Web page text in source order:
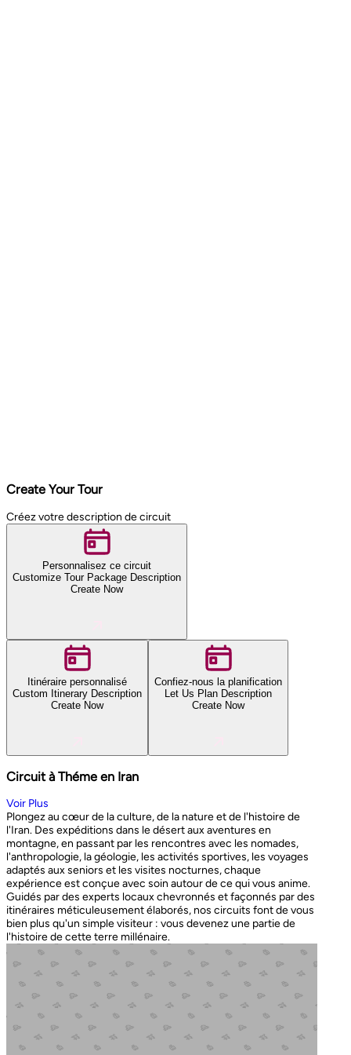
Create Your Tour
Créez votre description de circuit
Personnalisez ce circuit
Customize Tour Package Description
Create Now
Itinéraire personnalisé
Custom Itinerary Description
Create Now
Confiez-nous la planification
Let Us Plan Description
Create Now
Circuit à Théme en Iran
Voir Plus
Plongez au cœur de la culture, de la nature et de l'histoire de
l'Iran. Des expéditions dans le désert aux aventures en
montagne, en passant par les rencontres avec les nomades,
l'anthropologie, la géologie, les activités sportives, les voyages
adaptés aux seniors et les visites nocturnes, chaque
expérience est conçue avec soin autour de ce qui vous anime.
Guidés par des experts locaux chevronnés et façonnés par des
itinéraires méticuleusement élaborés, nos circuits font de vous
bien plus qu'un simple visiteur : vous devenez une partie de
l'histoire de cette terre millénaire.